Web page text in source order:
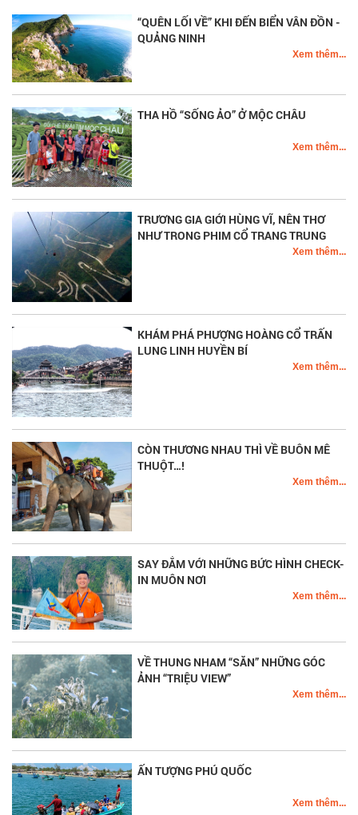
“QUÊN LỐI VỀ” KHI ĐẾN BIỂN VÂN ĐỒN -
QUẢNG NINH
Xem thêm...
THA HỒ “SỐNG ẢO” Ở MỘC CHÂU
Xem thêm...
TRƯƠNG GIA GIỚI HÙNG VĨ, NÊN THƠ
NHƯ TRONG PHIM CỔ TRANG TRUNG
Xem thêm...
KHÁM PHÁ PHƯỢNG HOÀNG CỔ TRẤN
LUNG LINH HUYỀN BÍ
Xem thêm...
CÒN THƯƠNG NHAU THÌ VỀ BUÔN MÊ
THUỘT…!
Xem thêm...
SAY ĐẮM VỚI NHỮNG BỨC HÌNH CHECK-
IN MUÔN NƠI
Xem thêm...
VỀ THUNG NHAM “SĂN” NHỮNG GÓC
ẢNH “TRIỆU VIEW”
Xem thêm...
ẤN TƯỢNG PHÚ QUỐC
Xem thêm...